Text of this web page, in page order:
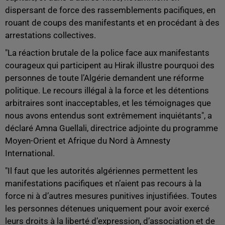
dispersant de force des rassemblements pacifiques, en
rouant de coups des manifestants et en procédant à des
arrestations collectives.
"La réaction brutale de la police face aux manifestants
courageux qui participent au Hirak illustre pourquoi des
personnes de toute l’Algérie demandent une réforme
politique. Le recours illégal à la force et les détentions
arbitraires sont inacceptables, et les témoignages que
nous avons entendus sont extrêmement inquiétants", a
déclaré Amna Guellali, directrice adjointe du programme
Moyen-Orient et Afrique du Nord à Amnesty
International.
"Il faut que les autorités algériennes permettent les
manifestations pacifiques et n’aient pas recours à la
force ni à d’autres mesures punitives injustifiées. Toutes
les personnes détenues uniquement pour avoir exercé
leurs droits à la liberté d’expression, d’association et de